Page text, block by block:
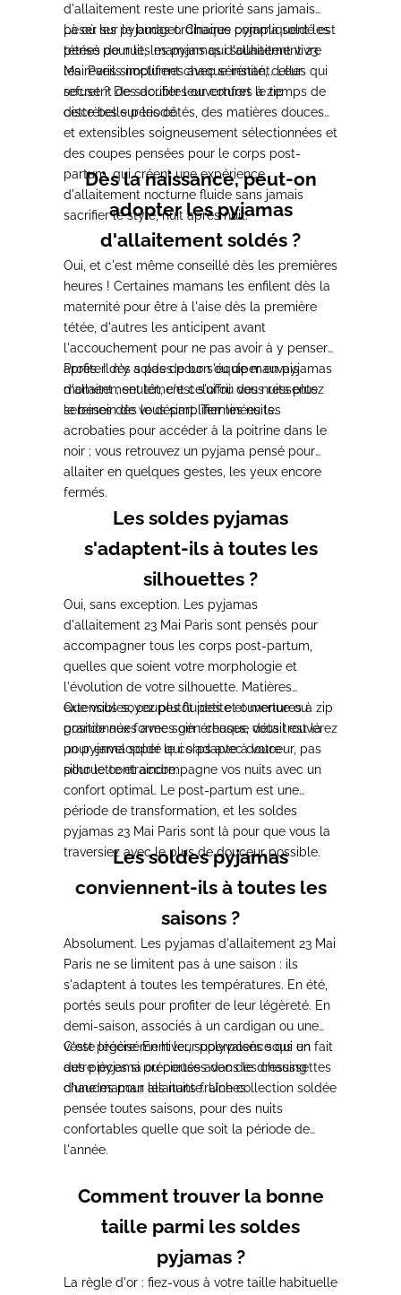
d'allaitement reste une priorité sans jamais
peser sur le budget. Chaque pyjama soldé est
pensé pour les mamans qui souhaitent vivre
les réveils nocturnes avec sérénité, celles qui
refusent de sacrifier leur confort le temps de
cette belle période.
Là où les pyjamas ordinaires compliquent les
tétées de nuit, les pyjamas d'allaitement 23
Mai Paris simplifient chaque instant. Leur
secret ? Des doubles ouvertures à zip
discrètes sur les côtés, des matières douces
et extensibles soigneusement sélectionnées et
des coupes pensées pour le corps post-
partum, qui créent une expérience
d'allaitement nocturne fluide sans jamais
sacrifier le style, nuit après nuit.
Dès la naissance, peut-on
adopter les pyjamas
d'allaitement soldés ?
Oui, et c'est même conseillé dès les premières
heures ! Certaines mamans les enfilent dès la
maternité pour être à l'aise dès la première
tétée, d'autres les anticipent avant
l'accouchement pour ne pas avoir à y penser
après. Il n'y a pas de bon ou de mauvais
moment ; seulement celui où vous ressentez
le besoin de vous simplifier les nuits.
Profiter des soldes pour s'équiper en pyjamas
d'allaitement tôt, c'est s'offrir des nuits plus
sereines dès le départ. Terminées les
acrobaties pour accéder à la poitrine dans le
noir ; vous retrouvez un pyjama pensé pour
allaiter en quelques gestes, les yeux encore
fermés.
Les soldes pyjamas
s'adaptent-ils à toutes les
silhouettes ?
Oui, sans exception. Les pyjamas
d'allaitement 23 Mai Paris sont pensés pour
accompagner tous les corps post-partum,
quelles que soient votre morphologie et
l'évolution de votre silhouette. Matières
extensibles, coupes fluides et ouvertures à zip
positionnées avec soin : chaque détail est là
pour envelopper le corps avec douceur, pas
pour le contraindre.
Que vous soyez plutôt petite et menue ou
grande aux formes généreuses, vous trouverez
un pyjama soldé qui s'adapte à votre
silhouette et accompagne vos nuits avec un
confort optimal. Le post-partum est une
période de transformation, et les soldes
pyjamas 23 Mai Paris sont là pour que vous la
traversiez avec le plus de douceur possible.
Les soldes pyjamas
conviennent-ils à toutes les
saisons ?
Absolument. Les pyjamas d'allaitement 23 Mai
Paris ne se limitent pas à une saison : ils
s'adaptent à toutes les températures. En été,
portés seuls pour profiter de leur légèreté. En
demi-saison, associés à un cardigan ou une
veste légère. En hiver, superposés sous un
autre pyjama ou portés avec des chaussettes
chaudes pour les nuits fraîches.
C'est précisément leur polyvalence qui en fait
des pièces si précieuses dans le dressing
d'une maman allaitante. Une collection soldée
pensée toutes saisons, pour des nuits
confortables quelle que soit la période de
l'année.
Comment trouver la bonne
taille parmi les soldes
pyjamas ?
La règle d'or : fiez-vous à votre taille habituelle